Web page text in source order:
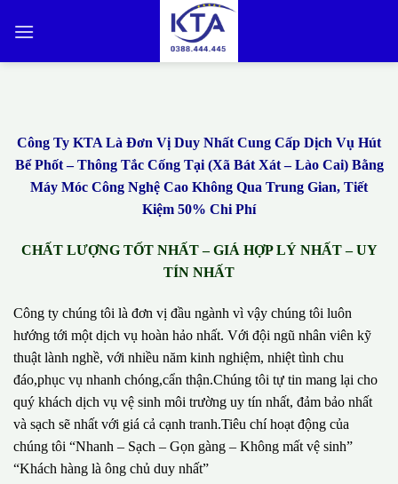
qua
Công Ty KTA Là Đơn Vị Duy Nhất Cung Cấp Dịch Vụ Hút
Bể Phốt – Thông Tắc Cống Tại (Xã Bát Xát – Lào Cai) Bằng
Máy Móc Công Nghệ Cao Không Qua Trung Gian, Tiết
Kiệm 50% Chi Phí
CHẤT LƯỢNG TỐT NHẤT – GIÁ HỢP LÝ NHẤT – UY
TÍN NHẤT
Công ty chúng tôi là đơn vị đầu ngành vì vậy chúng tôi luôn
hướng tới một dịch vụ hoàn hảo nhất. Với đội ngũ nhân viên kỹ
thuật lành nghề, với nhiều năm kinh nghiệm, nhiệt tình chu
đáo,phục vụ nhanh chóng,cẩn thận.Chúng tôi tự tin mang lại cho
quý khách dịch vụ vệ sinh môi trường uy tín nhất, đảm bảo nhất
và sạch sẽ nhất với giá cả cạnh tranh.Tiêu chí hoạt động của
chúng tôi “Nhanh – Sạch – Gọn gàng – Không mất vệ sinh”
“Khách hàng là ông chủ duy nhất”